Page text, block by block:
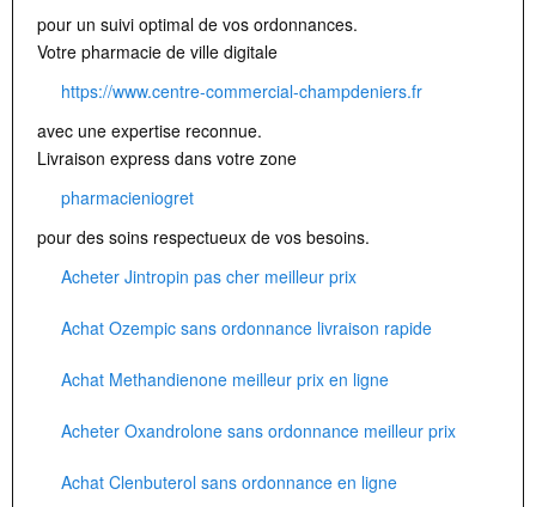
pour un suivi optimal de vos ordonnances.
Votre pharmacie de ville digitale
https://www.centre-commercial-champdeniers.fr
avec une expertise reconnue.
Livraison express dans votre zone
pharmacieniogret
pour des soins respectueux de vos besoins.
Acheter Jintropin pas cher meilleur prix
Achat Ozempic sans ordonnance livraison rapide
Achat Methandienone meilleur prix en ligne
Acheter Oxandrolone sans ordonnance meilleur prix
Achat Clenbuterol sans ordonnance en ligne